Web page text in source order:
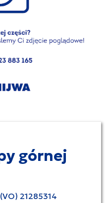
górnej
(VO) 21285314